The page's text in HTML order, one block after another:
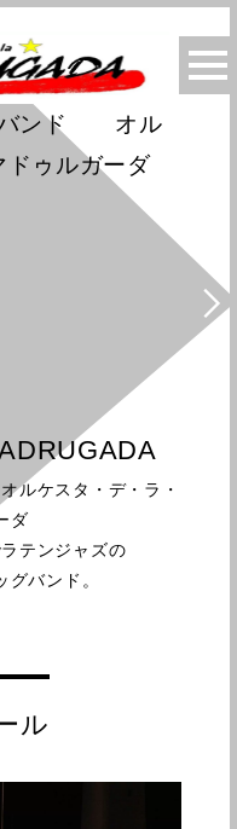
バンド オル
ドゥルガーダ
ケスタ・デ・ラ・
ダ
テンジャズの
バンド。
ル